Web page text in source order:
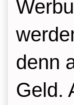
denn
Geld.